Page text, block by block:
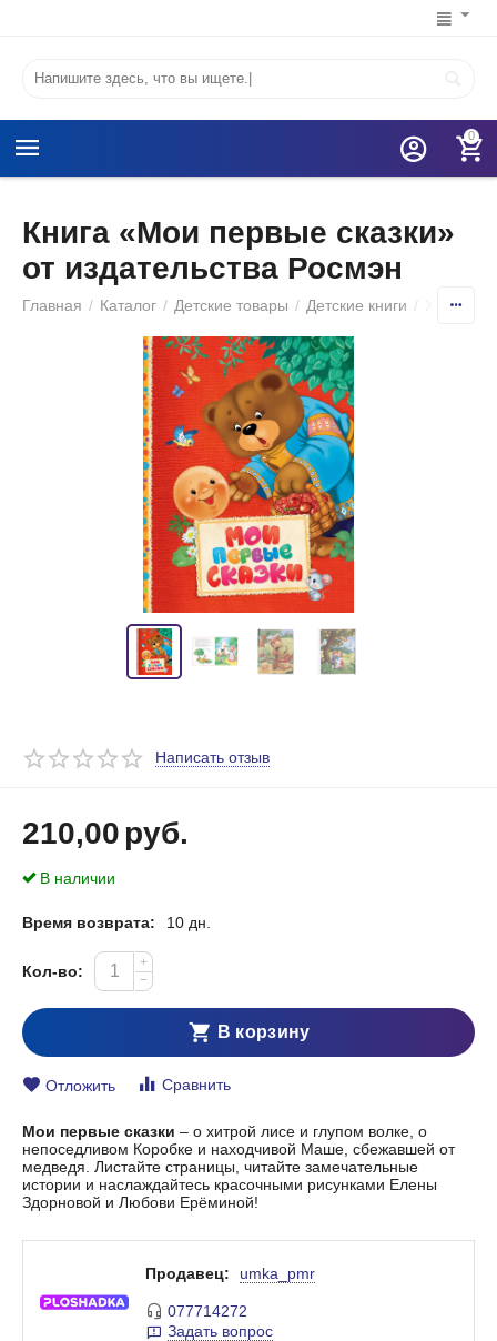
0
Книга «Мои первые сказки»
от издательства Росмэн
Главная / Каталог / Детские товары / Детские книги /
Написать отзыв
210,00руб.
В наличии
Время возврата: 10 дн.
Кол-во:
+
−
В корзину
Отложить Сравнить
Мои первые сказки – о хитрой лисе и глупом волке, о
непоседливом Коробке и находчивой Маше, сбежавшей от
медведя. Листайте страницы, читайте замечательные
истории и наслаждайтесь красочными рисунками Елены
Здорновой и Любови Ерёминой!
Продавец: umka_pmr
077714272
Задать вопрос